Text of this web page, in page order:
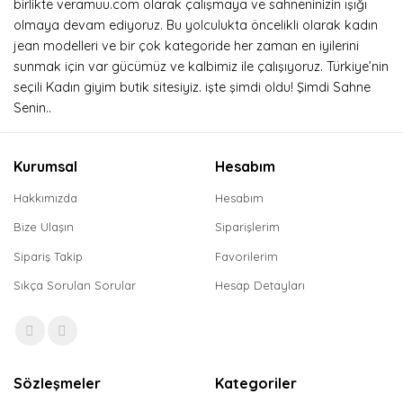
birlikte veramuu.com olarak çalışmaya ve sahneninizin ışığı
olmaya devam ediyoruz. Bu yolculukta öncelikli olarak kadın
jean modelleri ve bir çok kategoride her zaman en iyilerini
sunmak için var gücümüz ve kalbimiz ile çalışıyoruz. Türkiye’nin
seçili Kadın giyim butik sitesiyiz. işte şimdi oldu! Şimdi Sahne
Senin..
Kurumsal
Hakkımızda
Bize Ulaşın
Sipariş Takip
Sıkça Sorulan Sorular
Hesabım
Hesabım
Siparişlerim
Favorilerim
Hesap Detayları
Sözleşmeler Kategoriler